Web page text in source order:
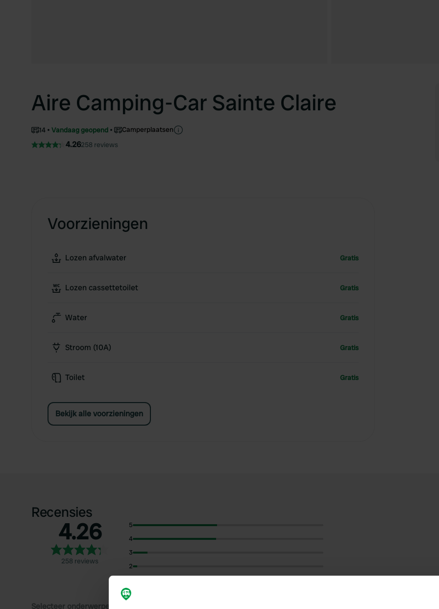
Aire Camping-Car Sainte Claire
14 Vandaag geopend Camperplaatsen
4.26258 reviews
Voorzieningen
Lozen afvalwater Gratis
Lozen cassettetoilet Gratis
Water Gratis
Stroom (10A) Gratis
Toilet Gratis
Bekijk alle voorzieningen
Recensies
4.26
258 reviews
5
4
3
2
Selecteer onderwerpen om recensies over te lezen: